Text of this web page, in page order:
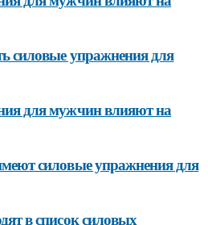
силовые упражнения для
для мужчин влияют на
силовые упражнения для
в список силовых